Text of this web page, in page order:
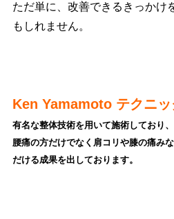
ただ単に、改善できるきっかけ
もしれません。
Ken Yamamoto テクニッ
有名な整体技術を用いて施術しており、
腰痛の方だけでなく肩コリや膝の痛み
だける成果を出しております。